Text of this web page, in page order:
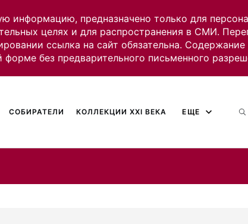
информацию, предназначено только для
целях и для распространения в СМИ.
ссылка на сайт обязательна.
без предварительного письменного
СОБИРАТЕЛИ КОЛЛЕКЦИИ XXI ВЕКА ЕЩЕ